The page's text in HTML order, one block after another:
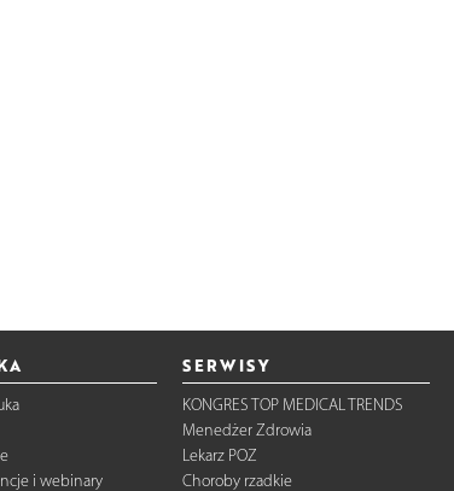
i webinary
SERWISY
KONGRES TOP MEDICAL TRENDS
Menedżer Zdrowia
Lekarz POZ
Choroby rzadkie